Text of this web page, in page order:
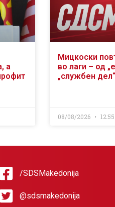
а
Мицкоски
во лаги – од
„службен дел“
08/08/2026 12:55
/SDSMakedonija
@sdsmakedonija